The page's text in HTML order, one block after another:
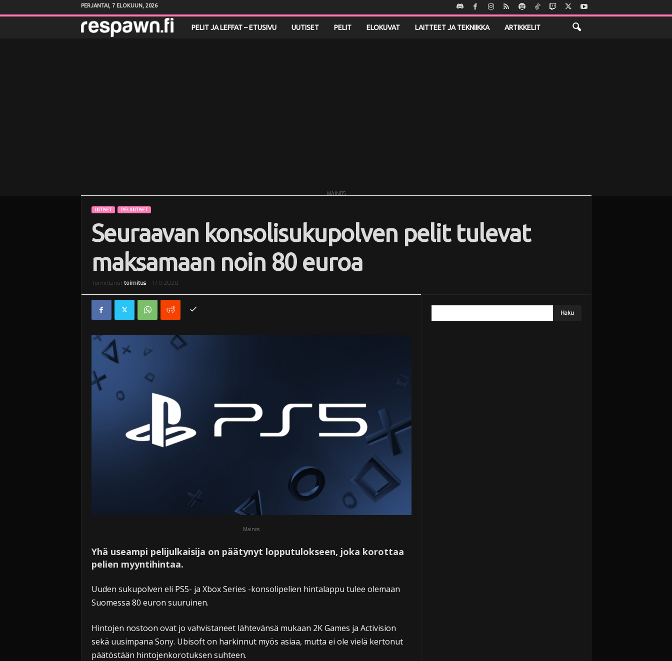
PERJANTAI, 7 ELOKUUN, 2026
PELIT JA LEFFAT – ETUSIVU UUTISET PELIT ELOKUVAT LAITTEET JA TEKNIIKKA ARTIKKELIT
MAINOS
UUTISET PELIUUTISET
Seuraavan konsolisukupolven pelit tulevat
maksamaan noin 80 euroa
Toimittanut toimitus- 17.9.2020
Mainos
Yhä useampi pelijulkaisija on päätynyt lopputulokseen, joka korottaa
pelien myyntihintaa.
Uuden sukupolven eli PS5- ja Xbox Series -konsolipelien hintalappu tulee olemaan
Suomessa 80 euron suuruinen.
Hintojen nostoon ovat jo vahvistaneet lähtevänsä mukaan 2K Games ja Activision
sekä uusimpana Sony. Ubisoft on harkinnut myös asiaa, mutta ei ole vielä kertonut
päätöstään hintojenkorotuksen suhteen.